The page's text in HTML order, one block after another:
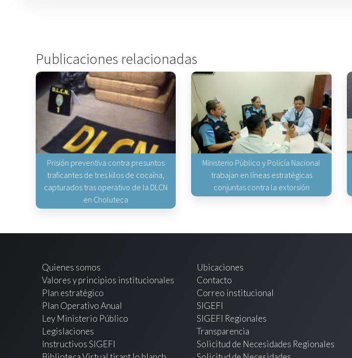
Publicaciones relacionadas
Prisión preventiva contra presuntos
traficantes de tres kilos de cocaína,
capturados tras operativo de la DLCN
en Choluteca
Ministerio Público y Policía Nacional
trabajan en líneas estratégicas
conjuntas contra la extorsión
Quienes somos
Valores y principios institucionales
Plan estratégico
Plan Operativo Anual
Ley Ministerio Público
Legislaciones
Instructivos SIGEFI
Ubicaciones
Contacto
Correo institucional
SIGEFI
SIGEFI Regionales
Transparencia
Solicitud de Necesidades Regionales